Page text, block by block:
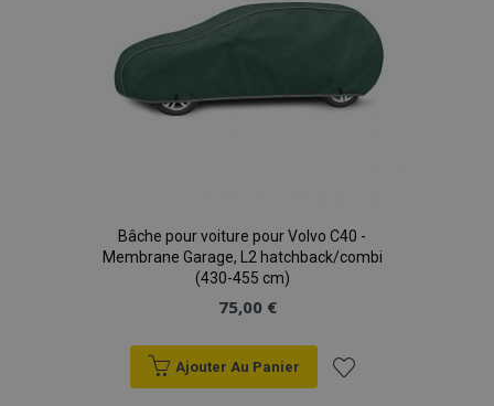
Bâche pour voiture pour Volvo C40 -
Membrane Garage, L2 hatchback/combi
(430-455 cm)
75,00 €
Ajouter Au Panier